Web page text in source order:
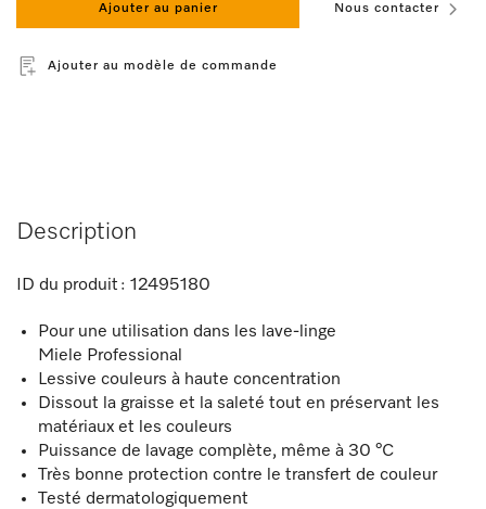
Ajouter au panier Nous contacter
Ajouter au modèle de commande
Description
ID du produit : 12495180
Pour une utilisation dans les lave-linge
Miele Professional
Lessive couleurs à haute concentration
Dissout la graisse et la saleté tout en préservant les
matériaux et les couleurs
Puissance de lavage complète, même à 30 °C
Très bonne protection contre le transfert de couleur
Testé dermatologiquement